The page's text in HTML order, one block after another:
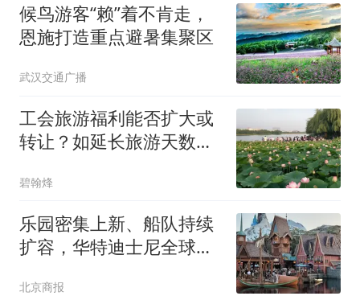
候鸟游客“赖”着不肯走，
恩施打造重点避暑集聚区
武汉交通广播
工会旅游福利能否扩大或
转让？如延长旅游天数和
邀请家属参与！
碧翰烽
乐园密集上新、船队持续
扩容，华特迪士尼全球加
北京商报